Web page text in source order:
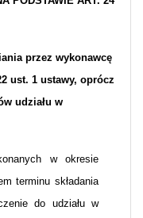
przez wykonawcę
ust. 1 ustawy, oprócz
udziału w
w okresie
terminu składania
do udziału w